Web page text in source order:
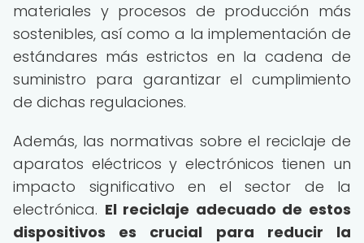
materiales y procesos de producción más
sostenibles, así como a la implementación de
estándares más estrictos en la cadena de
suministro para garantizar el cumplimiento
de dichas regulaciones.
Además, las normativas sobre el reciclaje de
aparatos eléctricos y electrónicos tienen un
impacto significativo en el sector de la
electrónica. El reciclaje adecuado de estos
dispositivos es crucial para reducir la